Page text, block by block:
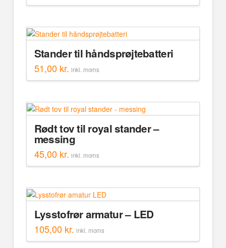
Stander til håndsprøjtebatteri
51,00 kr. inkl. moms
Rødt tov til royal stander –
messing
45,00 kr. inkl. moms
Lysstofrør armatur – LED
105,00 kr. inkl. moms